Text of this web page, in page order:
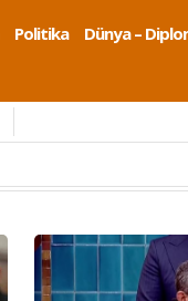
Politika Dünya –